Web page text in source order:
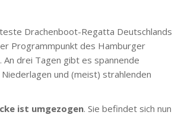
Drachenboot-Regatta Deutschlands
Programmpunkt des Hamburger
drei Tagen gibt es spannende
Niederlagen und (meist) strahlenden
ist umgezogen. Sie befindet sich nun